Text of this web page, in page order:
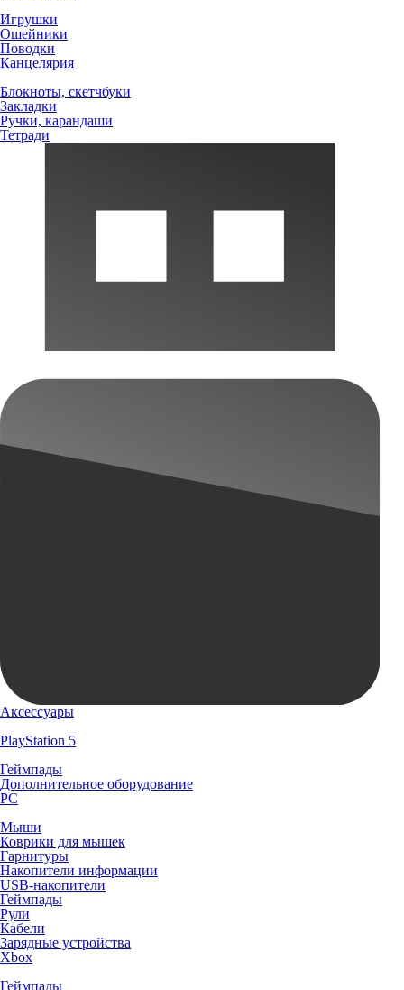
Игрушки
Ошейники
Поводки
Канцелярия
Блокноты, скетчбуки
Закладки
Ручки, карандаши
Тетради
Аксессуары
PlayStation 5
Геймпады
Дополнительное оборудование
PC
Мыши
Коврики для мышек
Гарнитуры
Накопители информации
USB-накопители
Геймпады
Рули
Кабели
Зарядные устройства
Xbox
Геймпады